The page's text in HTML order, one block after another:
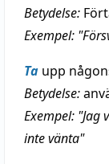
Betydelse:
Exempel:
Ta upp
Betydelse:
Exempel:
inte vänta"